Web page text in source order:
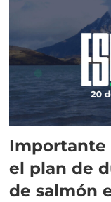
Importante
el plan de
de salmón